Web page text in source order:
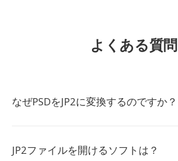
よくある質問
なぜPSDをJP2に変換するのですか？
JP2ファイルを開けるソフトは？